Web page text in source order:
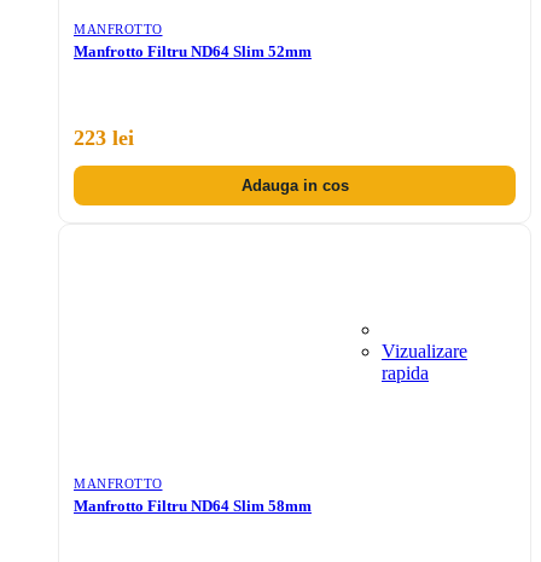
MANFROTTO
Manfrotto Filtru ND64 Slim 52mm
223 lei
Adauga in cos
Vizualizare
rapida
MANFROTTO
Manfrotto Filtru ND64 Slim 58mm